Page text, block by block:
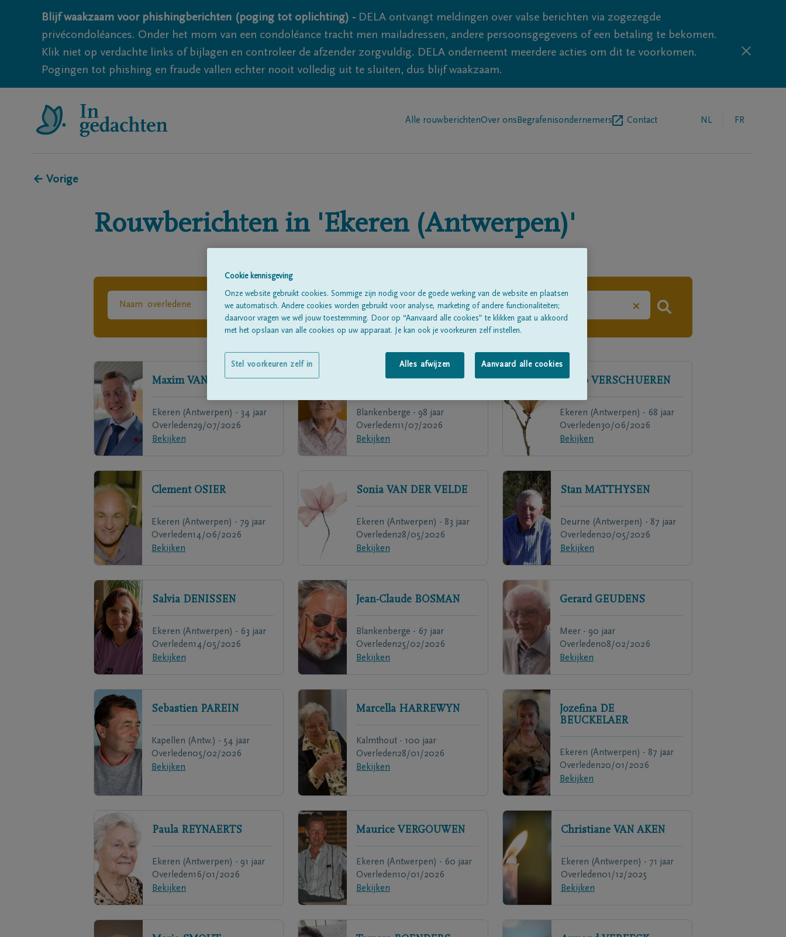
Blijf waakzaam voor phishingberichten (poging tot oplichting) - DELA ontvangt meldingen over valse berichten via zogezegde
privécondoléances. Onder het mom van een condoléance tracht men mailadressen, andere persoonsgegevens of een betaling te bekomen.
Klik niet op verdachte links of bijlagen en controleer de afzender zorgvuldig. DELA onderneemt meerdere acties om dit te voorkomen.
Pogingen tot phishing en fraude vallen echter nooit volledig uit te sluiten, dus blijf waakzaam.
Alle rouwberichtenOver ons Begrafenisondernemers Contact NL FR
← Vorige
Rouwberichten in 'Ekeren (Antwerpen)'
×
Maxim VANDAELE
Ekeren (Antwerpen) - 34 jaar
Overleden29/07/2026
Bekijken
Josepha BRESSELEERS
Blankenberge - 98 jaar
Overleden11/07/2026
Bekijken
Guido VERSCHUEREN
Ekeren (Antwerpen) - 68 jaar
Overleden30/06/2026
Bekijken
Clement OSIER
Ekeren (Antwerpen) - 79 jaar
Overleden14/06/2026
Bekijken
Sonia VAN DER VELDE
Ekeren (Antwerpen) - 83 jaar
Overleden28/05/2026
Bekijken
Stan MATTHYSEN
Deurne (Antwerpen) - 87 jaar
Overleden20/05/2026
Bekijken
Salvia DENISSEN
Ekeren (Antwerpen) - 63 jaar
Overleden14/05/2026
Bekijken
Jean-Claude BOSMAN
Blankenberge - 67 jaar
Overleden25/02/2026
Bekijken
Gerard GEUDENS
Meer - 90 jaar
Overleden08/02/2026
Bekijken
Sebastien PAREIN
Kapellen (Antw.) - 54 jaar
Overleden05/02/2026
Bekijken
Marcella HARREWYN
Kalmthout - 100 jaar
Overleden28/01/2026
Bekijken
Jozefina DE
BEUCKELAER
Ekeren (Antwerpen) - 87 jaar
Overleden20/01/2026
Bekijken
Paula REYNAERTS
Ekeren (Antwerpen) - 91 jaar
Overleden16/01/2026
Bekijken
Maurice VERGOUWEN
Ekeren (Antwerpen) - 60 jaar
Overleden10/01/2026
Bekijken
Christiane VAN AKEN
Ekeren (Antwerpen) - 71 jaar
Overleden01/12/2025
Bekijken
Cookie kennisgeving
Onze website gebruikt cookies. Sommige zijn nodig voor de goede werking van de website en plaatsen
we automatisch. Andere cookies worden gebruikt voor analyse, marketing of andere functionaliteiten;
daarvoor vragen we wél jouw toestemming. Door op “Aanvaard alle cookies” te klikken gaat u akkoord
met het opslaan van alle cookies op uw apparaat. Je kan ook je voorkeuren zelf instellen.
Alles afwijzen Aanvaard alle cookies
Stel voorkeuren zelf in